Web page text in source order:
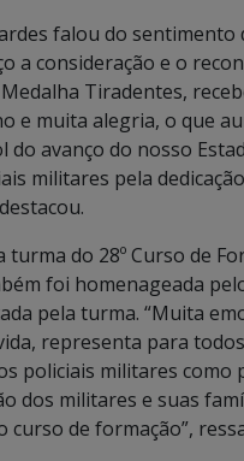
falou do
a consideração e o
Tiradentes,
e muita alegria, o que
do avanço do nosso
militares pela
do 28º Curso de
foi homenageada
pela turma. “Muita
representa para
policiais militares
dos militares e suas
curso de formação”,